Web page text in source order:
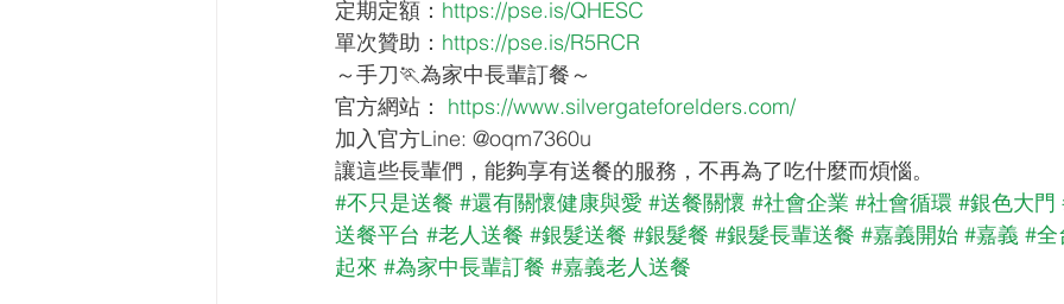
定期定額： https://pse.is/QHESC
單次贊助： https://pse.is/R5RCR
～手刀🏃‍為家中長輩訂餐～
官方網站： https://www.silvergateforelders.com/
加入官方Line: @oqm7360u
讓這些長輩們，能夠享有送餐的服務，不再為了吃什麼而煩惱。
#不只是送餐 #還有關懷健康與愛 #送餐關懷 #社會企業 #社會循環 #銀色大門
送餐平台 #老人送餐 #銀髮送餐 #銀髮餐 #銀髮長輩送餐 #嘉義開始 #嘉義 #全
起來 #為家中長輩訂餐 #嘉義老人送餐